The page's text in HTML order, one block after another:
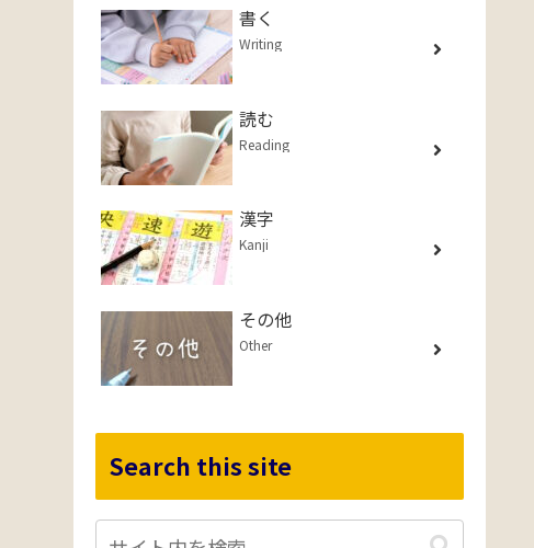
書く
Writing
読む
Reading
漢字
Kanji
その他
Other
Search this site